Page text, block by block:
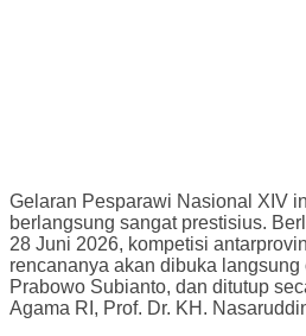
Gelaran Pesparawi Nasional XIV
berlangsung sangat prestisius.
28 Juni 2026, kompetisi
rencananya akan dibuka langsung
Prabowo Subianto, dan ditutup
Agama RI, Prof. Dr. KH.